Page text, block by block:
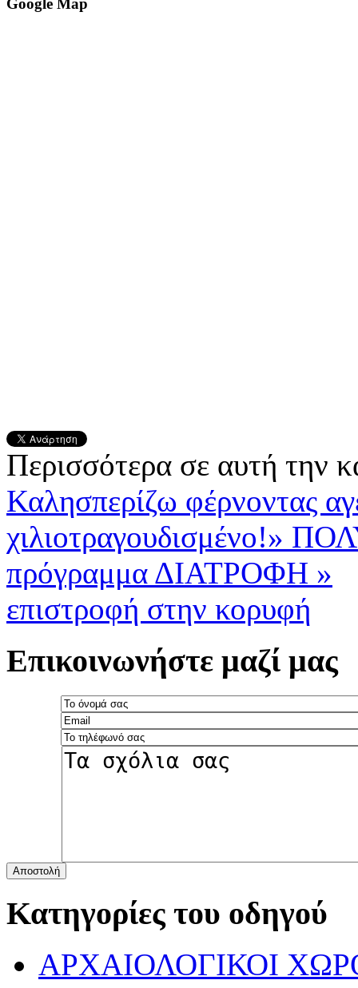
Google Map
Περισσότερα σε αυτή την
Καλησπερίζω φέρνοντας
χιλιοτραγουδισμένο!»
πρόγραμμα ΔΙΑΤΡΟΦΗ »
επιστροφή στην κορυφή
Επικοινωνήστε μαζί μας
Αποστολή
Κατηγορίες του οδηγού
ΑΡΧΑΙΟΛΟΓΙΚΟΙ